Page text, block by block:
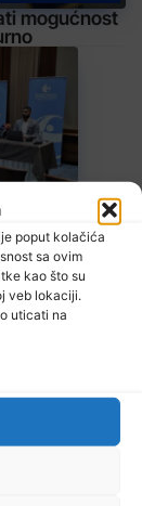
poput kolačića
sa ovim
kao što su
veb lokaciji.
uticati na
mogućnost
javnih resursa za
‘Brzi odgovor